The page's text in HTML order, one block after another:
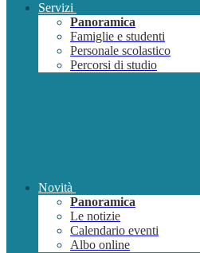
Servizi
Panoramica
Famiglie e studenti
Personale scolastico
Percorsi di studio
Novità
Panoramica
Le notizie
Calendario eventi
Albo online